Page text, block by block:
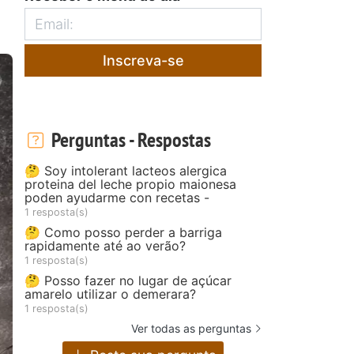
Inscreva-se
Perguntas - Respostas
🤔 Soy intolerant lacteos alergica
proteina del leche propio maionesa
poden ayudarme con recetas -
1 resposta(s)
🤔 Como posso perder a barriga
rapidamente até ao verão?
1 resposta(s)
🤔 Posso fazer no lugar de açúcar
amarelo utilizar o demerara?
1 resposta(s)
Ver todas as perguntas